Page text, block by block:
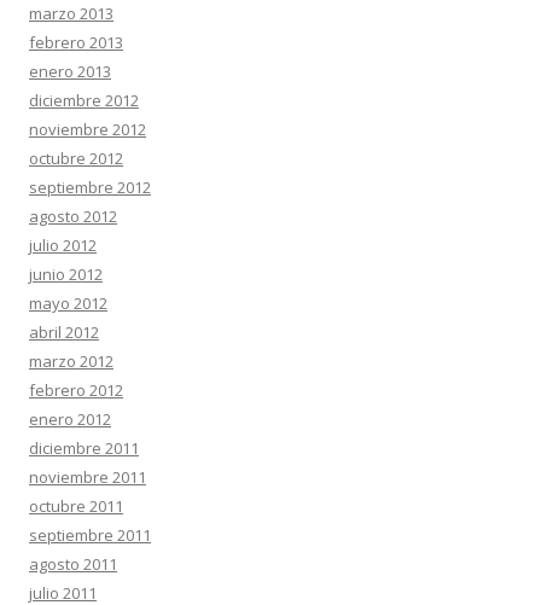
marzo 2013
febrero 2013
enero 2013
diciembre 2012
noviembre 2012
octubre 2012
septiembre 2012
agosto 2012
julio 2012
junio 2012
mayo 2012
abril 2012
marzo 2012
febrero 2012
enero 2012
diciembre 2011
noviembre 2011
octubre 2011
septiembre 2011
agosto 2011
julio 2011